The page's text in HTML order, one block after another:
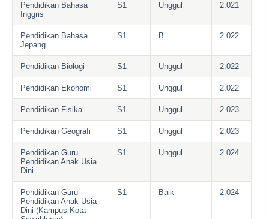
Pendidikan Bahasa
Inggris
S1 Unggul 2.021
Pendidikan Bahasa
Jepang
S1 B 2.022
Pendidikan Biologi S1 Unggul 2.022
Pendidikan Ekonomi S1 Unggul 2.022
Pendidikan Fisika S1 Unggul 2.023
Pendidikan Geografi S1 Unggul 2.023
Pendidikan Guru
Pendidikan Anak Usia
Dini
S1 Unggul 2.024
Pendidikan Guru
Pendidikan Anak Usia
Dini (Kampus Kota
S1 Baik 2.024